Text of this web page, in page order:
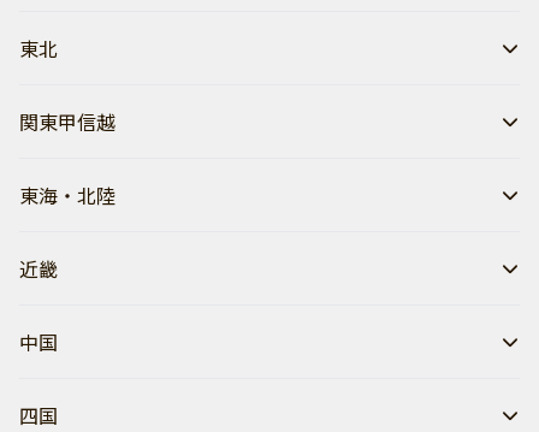
東北
関東甲信越
東海・北陸
近畿
中国
四国